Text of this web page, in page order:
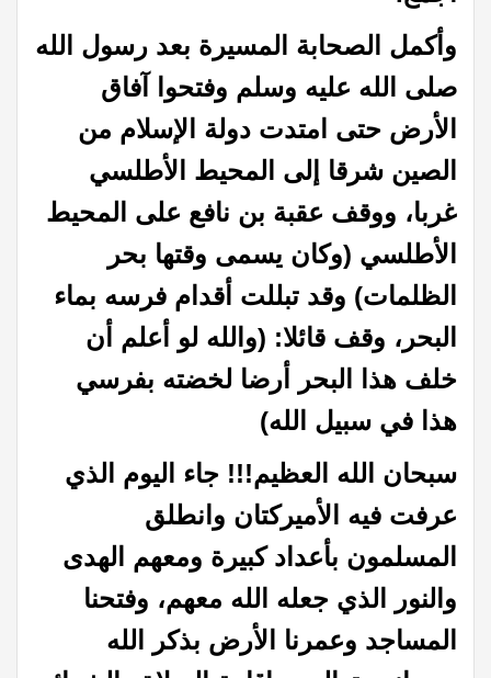
وأكمل الصحابة المسيرة بعد رسول الله
صلى الله عليه وسلم وفتحوا آفاق
الأرض حتى امتدت دولة الإسلام من
الصين شرقا إلى المحيط الأطلسي
غربا، ووقف عقبة بن نافع على المحيط
الأطلسي (وكان يسمى وقتها بحر
الظلمات) وقد تبللت أقدام فرسه بماء
البحر، وقف قائلا: (والله لو أعلم أن
خلف هذا البحر أرضا لخضته بفرسي
هذا في سبيل الله)
سبحان الله العظيم!!! جاء اليوم الذي
عرفت فيه الأميركتان وانطلق
المسلمون بأعداد كبيرة ومعهم الهدى
والنور الذي جعله الله معهم، وفتحنا
المساجد وعمرنا الأرض بذكر الله